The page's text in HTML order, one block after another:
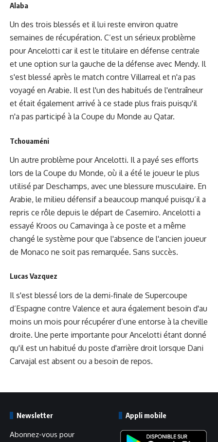
Alaba
Un des trois blessés et il lui reste environ quatre
semaines de récupération. C’est un sérieux problème
pour Ancelotti car il est le titulaire en défense centrale
et une option sur la gauche de la défense avec Mendy. Il
s'est blessé après le match contre Villarreal et n'a pas
voyagé en Arabie. Il est l'un des habitués de l'entraîneur
et était également arrivé à ce stade plus frais puisqu'il
n'a pas participé à la Coupe du Monde au Qatar.
Tchouaméni
Un autre problème pour Ancelotti. Il a payé ses efforts
lors de la Coupe du Monde, où il a été le joueur le plus
utilisé par Deschamps, avec une blessure musculaire. En
Arabie, le milieu défensif a beaucoup manqué puisqu’il a
repris ce rôle depuis le départ de Casemiro. Ancelotti a
essayé Kroos ou Camavinga à ce poste et a même
changé le système pour que l'absence de l'ancien joueur
de Monaco ne soit pas remarquée. Sans succès.
Lucas Vazquez
Il s'est blessé lors de la demi-finale de Supercoupe
d’Espagne contre Valence et aura également besoin d'au
moins un mois pour récupérer d’une entorse à la cheville
droite. Une perte importante pour Ancelotti étant donné
qu'il est un habitué du poste d'arrière droit lorsque Dani
Carvajal est absent ou a besoin de repos.
Newsletter
Abonnez-vous pour
Appli mobile